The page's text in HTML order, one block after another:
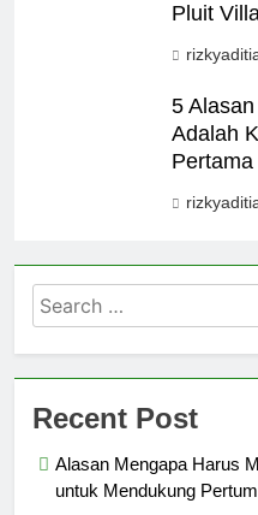
Pluit
5
Adalah
Search
for:
Recent Post
Alasan Mengapa Harus
untuk Mendukung